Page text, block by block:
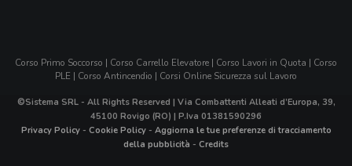
Corso Primo Soccorso | Corso Carrello Elevatore | Corso Lavori in Quota | Corso
PLE | Corso Antincendio | Corsi Online Sicurezza sul Lavoro
©Sistema SRL - All Rights Reserved | Via Combattenti Alleati d’Europa, 39,
45100 Rovigo (RO) | P.Iva 01381590296
Privacy Policy- Cookie Policy- Aggiorna le tue preferenze di tracciamento
della pubblicità - Credits